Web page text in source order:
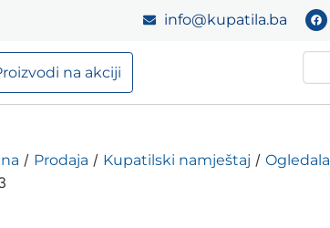
info@kupatila.ba
na akciji
/ Prodaja / Kupatilski namještaj /Ogledala